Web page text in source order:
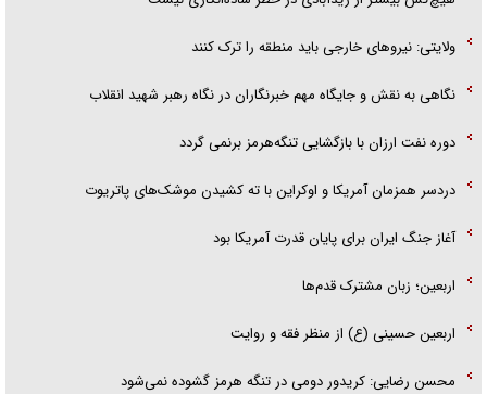
ولایتی: نیرو‌های خارجی باید منطقه را ترک کنند
نگاهی به نقش و جایگاه مهم خبرنگاران در نگاه رهبر شهید انقلاب
دوره نفت ارزان با بازگشایی تنگه‌هرمز برنمی گردد
دردسر همزمان آمریکا و اوکراین با ته کشیدن موشک‌های پاتریوت
آغاز جنگ ایران برای پایان قدرت آمریکا بود
اربعین؛ زبان مشترک قدم‌ها
اربعین حسینی (ع) از منظر فقه و روایت
محسن رضایی: کریدور دومی در تنگه هرمز گشوده نمی‌شود